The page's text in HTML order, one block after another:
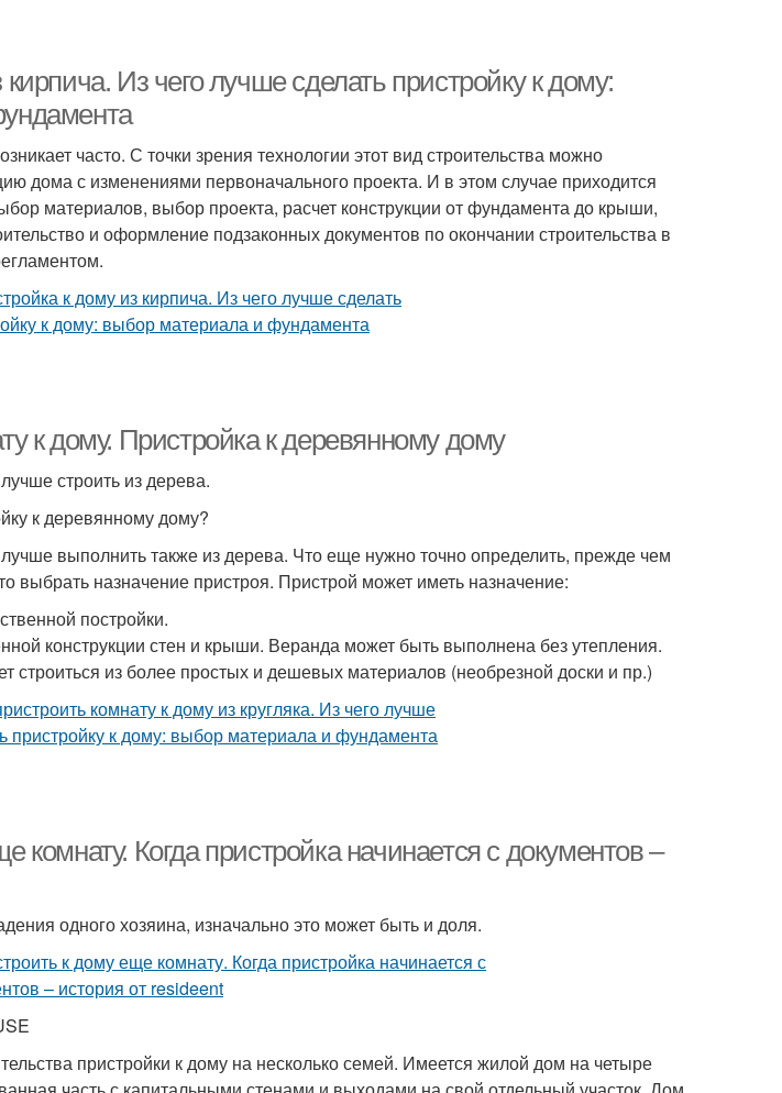
Из чего лучше сделать пристройку к дому:
часто. С точки зрения технологии этот вид строительства можно
дома с изменениями первоначального проекта. И в этом случае приходится
материалов, выбор проекта, расчет конструкции от фундамента до крыши,
и оформление подзаконных документов по окончании строительства в
к дому. Пристройка к деревянному дому
строить из дерева.
к деревянному дому?
выполнить также из дерева. Что еще нужно точно определить, прежде чем
выбрать назначение пристроя. Пристрой может иметь назначение:
постройки.
конструкции стен и крыши. Веранда может быть выполнена без утепления.
строиться из более простых и дешевых материалов (необрезной доски и пр.)
комнату. Когда пристройка начинается с документов –
одного хозяина, изначально это может быть и доля.
пристройки к дому на несколько семей. Имеется жилой дом на четыре